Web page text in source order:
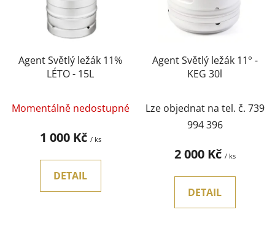
k
Agent Světlý ležák 11%
LÉTO - 15L
Momentálně nedostupné
1 000 Kč / ks
DETAIL
Agent Světlý ležák 11° -
KEG 30l
Lze objednat na tel. č. 739
994 396
2 000 Kč / ks
DETAIL